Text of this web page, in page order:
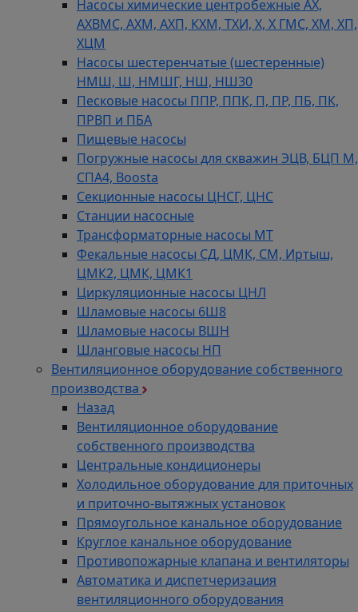
Насосы химические центробежные АХ,
АХВМС, АХМ, АХП, КХМ, ТХИ, Х, Х ГМС, ХМ, ХП,
ХЦМ
Насосы шестеренчатые (шестеренные)
НМШ, Ш, НМШГ, НШ, НШ30
Песковые насосы ППР, ППК, П, ПР, ПБ, ПК,
ПРВП и ПБА
Пищевые насосы
Погружные насосы для скважин ЭЦВ, БЦП М,
СПА4, Boosta
Секционные насосы ЦНСГ, ЦНС
Станции насосные
Трансформаторные насосы МТ
Фекальные насосы СД, ЦМК, СМ, Иртыш,
ЦМК2, ЦМК, ЦМК1
Циркуляционные насосы ЦНЛ
Шламовые насосы 6Ш8
Шламовые насосы ВШН
Шланговые насосы НП
Вентиляционное оборудование собственного
производства
Назад
Вентиляционное оборудование
собственного производства
Центральные кондиционеры
Холодильное оборудование для приточных
и приточно-вытяжных установок
Прямоугольное канальное оборудование
Круглое канальное оборудование
Противопожарные клапана и вентиляторы
Автоматика и диспетчеризация
вентиляционного оборудования